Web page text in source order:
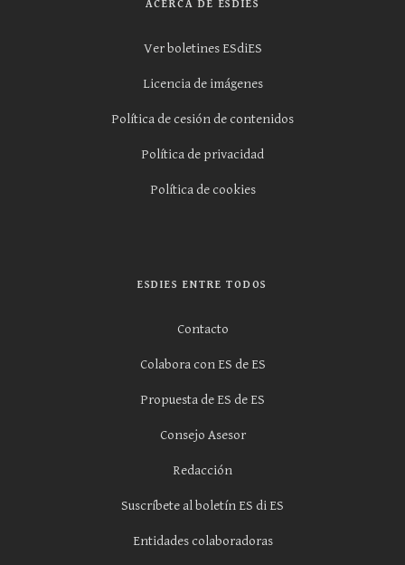
ACERCA DE ESDIES
Ver boletines ESdiES
Licencia de imágenes
Política de cesión de contenidos
Política de privacidad
Política de cookies
ESDIES ENTRE TODOS
Contacto
Colabora con ES de ES
Propuesta de ES de ES
Consejo Asesor
Redacción
Suscríbete al boletín ES di ES
Entidades colaboradoras